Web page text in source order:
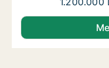
Staffan søger